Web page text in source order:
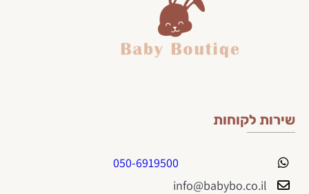
שירות לקוחות
050-6919500
info@babybo.co.il